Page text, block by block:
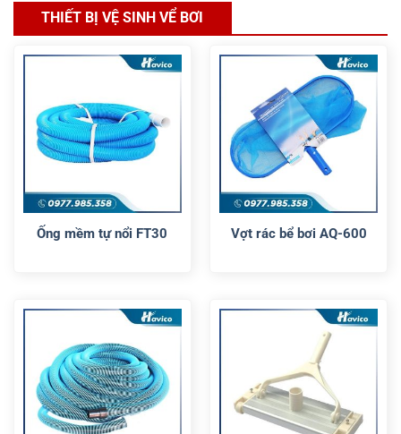
THIẾT BỊ VỆ SINH VỂ BƠI
Ống mềm tự nổi FT30 Vợt rác bể bơi AQ-600